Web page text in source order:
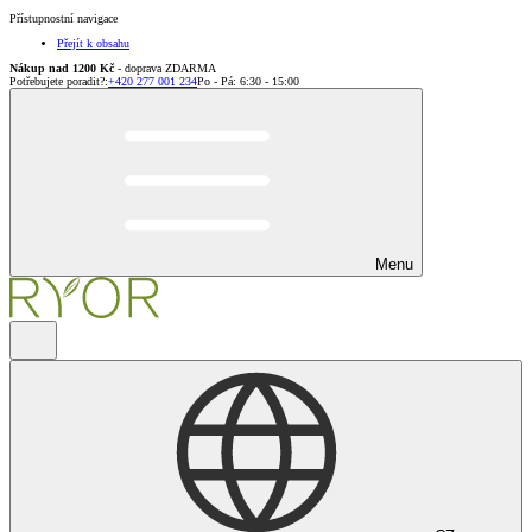
Přístupnostní navigace
Přejít k obsahu
Nákup nad 1200 Kč - doprava ZDARMA
Potřebujete poradit?:+420 277 001 234Po - Pá: 6:30 - 15:00
Menu